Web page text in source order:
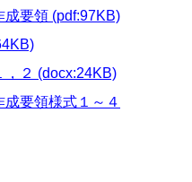
成要領 (pdf:97KB)
，２ (docx:24KB)
要領様式１～４